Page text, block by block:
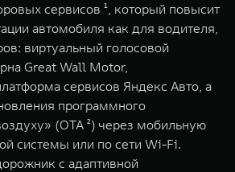
WEY 80 Лаундж
Масштаб возможностей
от 8 099 000 ₽
сервисов ¹, который повысит
автомобиля как для водителя,
виртуальный голосовой
Great Wall Motor,
сервисов Яндекс Авто, а
программного
(OTA ²) через мобильную
системы или по сети Wi-Fi.
с адаптивной